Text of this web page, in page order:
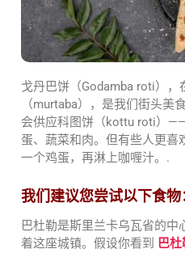
戈丹巴饼（Godamba roti），
（murtaba），是我们街头美
会供应科图饼（kottu roti）
蛋、蔬菜和肉。但有些人更喜
一个鸡蛋，再淋上咖喱汁。.
我们建议您尝试以下食物
巴杜勒是斯里兰卡乌瓦省的
着这座城镇。假设你看到
巴